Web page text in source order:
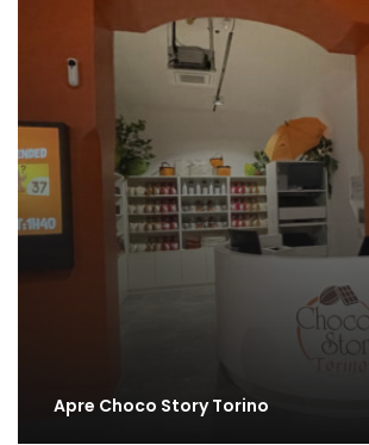
Apre Choco Story Torino